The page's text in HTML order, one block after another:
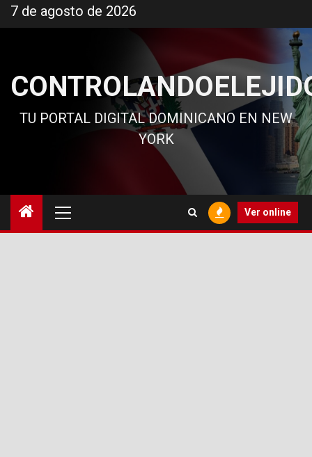
al
7 de agosto de 2026
TU PORTAL DIGITAL DOMINICANO EN NEW
YORK
principal
Ver online